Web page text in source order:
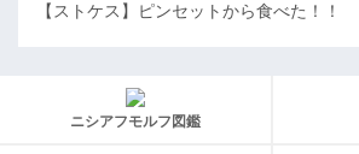
【ストケス】ピンセットから食べた！！
ニシアフモルフ図鑑